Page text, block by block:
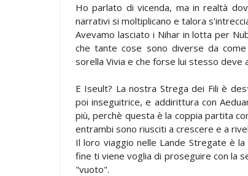
Ho parlato di vicenda, ma in realtà
narrativi si moltiplicano e talora
Avevamo lasciato i Nihar in lotta per
che tante cose sono diverse da
sorella Vivia e che forse lui stesso deve
E Iseult? La nostra Strega dei Fili è
poi inseguitrice, e addirittura con
più, perchè questa è la coppia partita
entrambi sono riusciti a crescere e a
Il loro viaggio nelle Lande Stregate è
fine ti viene voglia di proseguire con la
"vuoto".